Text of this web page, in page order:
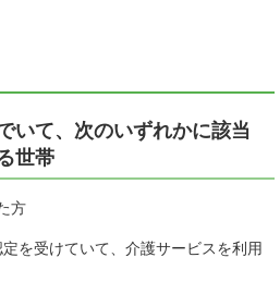
いて、次のいずれかに該当
世帯
方
を受けていて、介護サービスを利用